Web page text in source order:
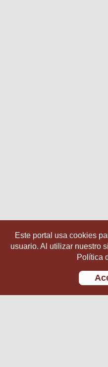
Este portal usa cookies
usuario. Al utilizar nuestro
Política